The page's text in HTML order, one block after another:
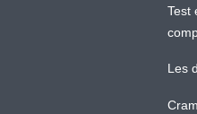
Test
Les